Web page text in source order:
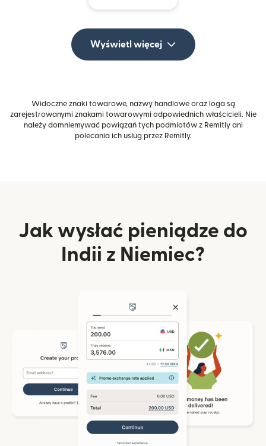
Wyświetl więcej
Widoczne znaki towarowe, nazwy handlowe oraz loga są
zarejestrowanymi znakami towarowymi odpowiednich właścicieli. Nie
należy domniemywać powiązań tych podmiotów z Remitly ani
polecania ich usług przez Remitly.
Jak wysłać pieniądze do
Indii z Niemiec?